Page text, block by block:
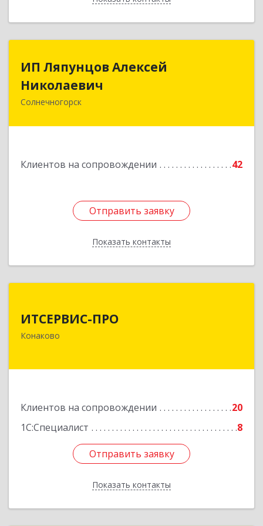
ИП Ляпунцов Алексей
Николаевич
Солнечногорск
Клиентов на сопровождении 42
Отправить заявку
Показать контакты
ИП Ляпунцов Алексей
Николаевич
Отправить заявку
Назад
ИТСЕРВИС-ПРО
Конаково
Клиентов на сопровождении
20
1С:Специалист
8
Отправить заявку
Показать контакты
Конаково г, Учебная ул, дом № 17, оф.35
Подробнее
Отправить заявку
Назад